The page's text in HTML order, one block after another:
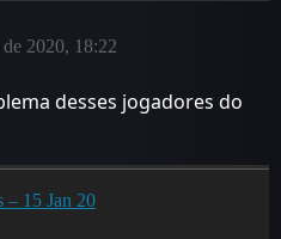
de 2020, 18:22
desses jogadores do
– 15 Jan 20